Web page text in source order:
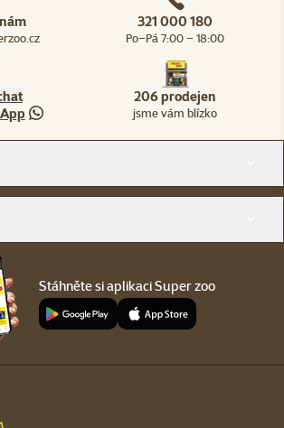
321 000 180
Po–Pá 7:00 – 18:00
206 prodejen
jsme vám blízko
Stáhněte si aplikaci Super zoo